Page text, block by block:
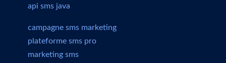
api sms java
campagne sms marketing
plateforme sms pro
marketing sms